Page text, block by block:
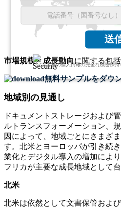
送
お客様の個人情報の完全な機密保
市場規模と 成長動向に関する包
無料サンプルをダウ
地域別の見通し
ドキュメントストレージおよび
ルトランスフォーメーション、
因によって、地域ごとにさまざ
す。北米とヨーロッパが引き続
業化とデジタル導入の増加によ
フリカが主要な成長地域として
北米
北米は依然として文書保管およ